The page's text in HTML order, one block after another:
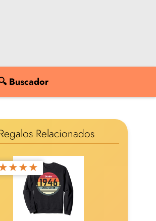
Buscador
Relacionados
★★★